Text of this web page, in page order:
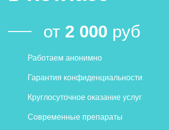
от 2 000 руб
Работаем анонимно
Гарантия конфиденциальности
Круглосуточное оказание услуг
Современные препараты